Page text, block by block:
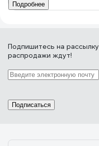
Подробнее
Подпишитесь на рассылку
распродажи ждут!
Подписаться